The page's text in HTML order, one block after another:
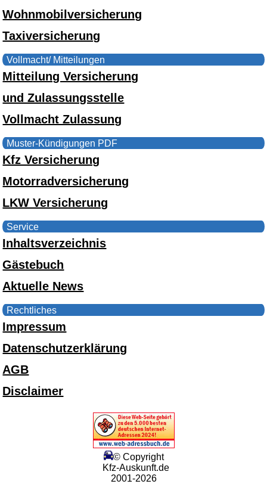
Wohnmobilversicherung
Taxiversicherung
Vollmacht/ Mitteilungen
Mitteilung Versicherung
und Zulassungsstelle
Vollmacht Zulassung
Muster-Kündigungen PDF
Kfz Versicherung
Motorradversicherung
LKW Versicherung
Service
Inhaltsverzeichnis
Gästebuch
Aktuelle News
Rechtliches
Impressum
Datenschutzerklärung
AGB
Disclaimer
© Copyright
Kfz-Auskunft.de
2001-2026